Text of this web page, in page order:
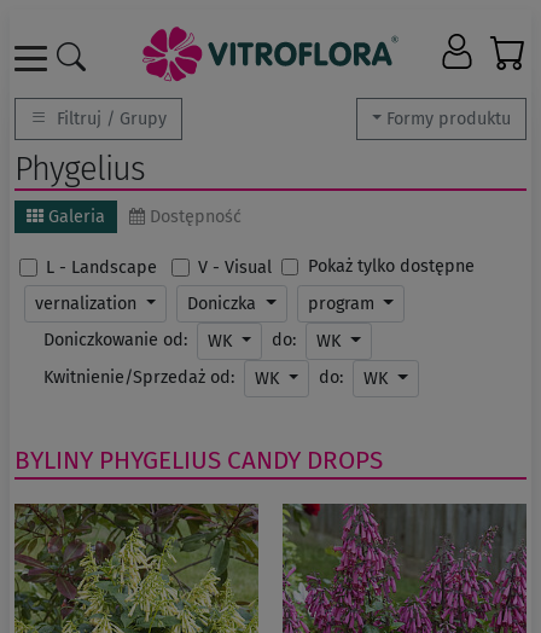
Formy produktu
Filtruj / Grupy
Phygelius
Galeria Dostępność
L - Landscape V - Visual
Pokaż tylko dostępne
vernalization
Doniczka
program
Doniczkowanie od:
WK do:
WK
Kwitnienie/Sprzedaż od:
WK do: WK
BYLINY PHYGELIUS CANDY DROPS